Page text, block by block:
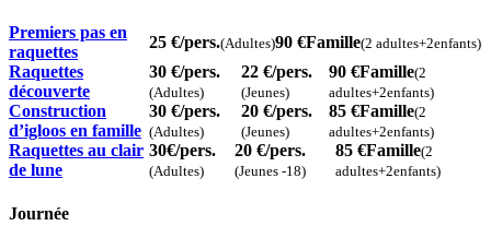
Premiers pas en
raquettes
25 €/pers.(Adultes)90 €Famille(2 adultes+2enfants)
Raquettes
découverte
30 €/pers.
(Adultes)
22 €/pers.
(Jeunes)
90 €Famille(2
adultes+2enfants)
Construction
d’igloos en famille
30 €/pers.
(Adultes)
20 €/pers.
(Jeunes)
85 €Famille(2
adultes+2enfants)
Raquettes au clair
de lune
30€/pers.
(Adultes)
20 €/pers.
(Jeunes -18)
85 €Famille(2
adultes+2enfants)
Journée